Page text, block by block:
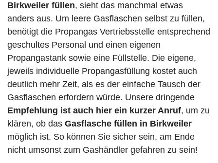
Birkweiler füllen, sieht das manchmal etwas
anders aus. Um leere Gasflaschen selbst zu füllen,
benötigt die Propangas Vertriebsstelle entsprechend
geschultes Personal und einen eigenen
Propangastank sowie eine Füllstelle. Die eigene,
jeweils individuelle Propangasfüllung kostet auch
deutlich mehr Zeit, als es der einfache Tausch der
Gasflaschen erfordern würde. Unsere dringende
Empfehlung ist auch hier ein kurzer Anruf, um zu
klären, ob das Gasflasche füllen in Birkweiler
möglich ist. So können Sie sicher sein, am Ende
nicht umsonst zum Gashändler gefahren zu sein!